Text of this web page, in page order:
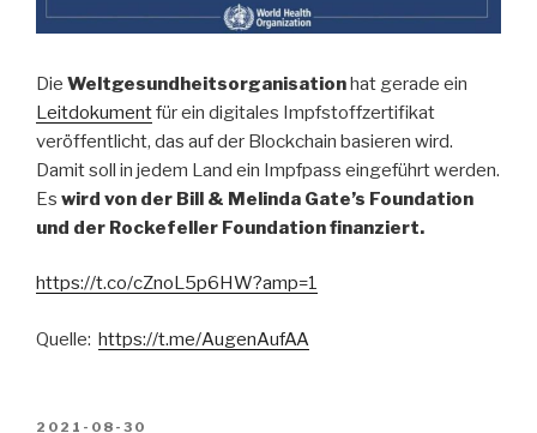
Die Weltgesundheitsorganisationhat gerade ein
Leitdokumentfür ein digitales Impfstoffzertifikat
veröffentlicht, das auf der Blockchain basieren wird.
Damit soll in jedem Land ein Impfpass eingeführt werden.
Es wird von der Bill & Melinda Gate’s Foundation
und der Rockefeller Foundation finanziert.
https://t.co/cZnoL5p6HW?amp=1
Quelle: https://t.me/AugenAufAA
VERÖFFENTLICHT
2021-08-30